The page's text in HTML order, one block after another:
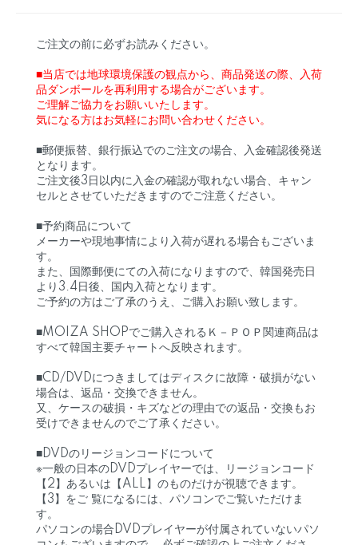
ご注文の前に必ずお読みください。
■当店では地球環境保護の観点から、商品発送の際、入荷
品ダンボールを再利用する場合がございます。
ご理解ご協力をお願いいたします。
気になる方はお気軽にお問い合わせください。
■郵便振替、銀行振込でのご注文の場合、入金確認後発送
となります。
ご注文後3日以内に入金の確認が取れない場合、キャン
セルとさせていただきますのでご注意ください。
■予約商品について
メーカーや現地事情により入荷が遅れる場合もございま
す。
また、国際郵便にての入荷になりますので、韓国発売日
より3.4日後、国内入荷となります。
ご予約の方はご了承のうえ、ご購入お願い致します。
■MOIZA SHOPでご購入されるＫ－ＰＯＰ関連商品は
すべて韓国主要チャートへ反映されます。
■CD/DVDにつきましてはディスクに故障・破損がない
場合は、返品・交換できません。
又、ケースの破損・キズなどの理由での返品・交換もお
受けできませんのでご了承ください。
■DVDのリージョンコードについて
※一般の日本のDVDプレイヤーでは、リージョンコード
【2】あるいは【ALL】のものだけが視聴できます。
【3】をご 覧になるには、パソコンでご覧いただけま
す。
パソコンの場合DVDプレイヤーが付属されていないパソ